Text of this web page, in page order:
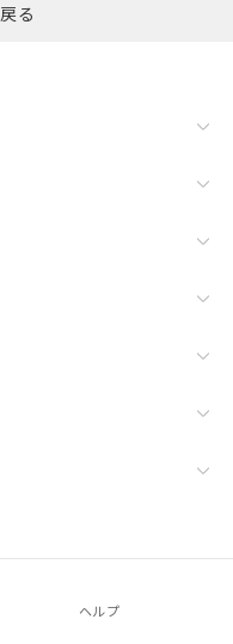
る
ヘルプ